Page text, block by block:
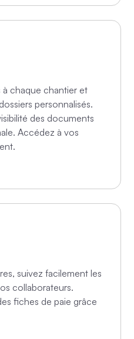
chaque chantier et
personnalisés.
des documents
Accédez à vos
suivez facilement les
collaborateurs.
fiches de paie grâce